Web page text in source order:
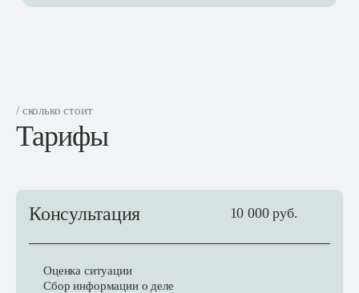
/ сколько стоит
Тарифы
Консультация 10 000 руб.
Оценка ситуации
Сбор информации о деле